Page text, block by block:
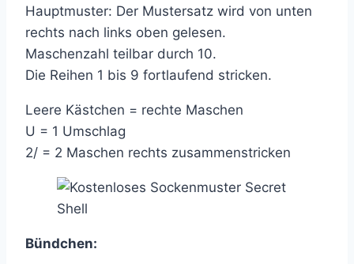
Hauptmuster: Der Mustersatz wird von unten
rechts nach links oben gelesen.
Maschenzahl teilbar durch 10.
Die Reihen 1 bis 9 fortlaufend stricken.
Leere Kästchen = rechte Maschen
U = 1 Umschlag
2/ = 2 Maschen rechts zusammenstricken
Bündchen: